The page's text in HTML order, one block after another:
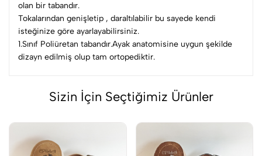
olan bir tabandır.
Tokalarından genişletip , daraltılabilir bu sayede kendi
isteğinize göre ayarlayabilirsiniz.
1.Sınıf Poliüretan tabandır.Ayak anatomisine uygun şekilde
dizayn edilmiş olup tam ortopediktir.
Sizin İçin Seçtiğimiz Ürünler